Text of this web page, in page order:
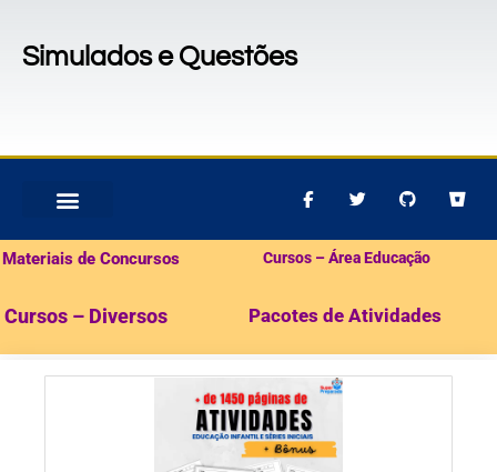
Simulados e Questões
Materiais de Concursos Cursos – Área Educação
Cursos – Diversos Pacotes de Atividades